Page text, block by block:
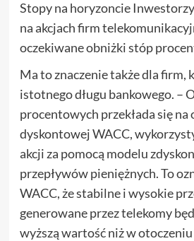
Stopy na horyzoncie
na akcjach firm
oczekiwane obniżki stóp
Ma to znaczenie także dla firm,
istotnego długu bankowego. –
procentowych przekłada się
dyskontowej WACC,
akcji za pomocą modelu
przepływów pieniężnych. To
WACC, że stabilne i wysokie
generowane przez telekomy
wyższą wartość niż w